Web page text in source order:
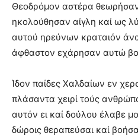
Θεοδρόμον αστέρα
ηκολούθησαν αίγλη καί ως
αυτού ηρεύνων κραταιόν
άφθαστον εχάρησαν αυτώ
Ίδον παίδες Χαλδαίων εν
πλάσαντα χειρί τούς
αυτόν ει καί δούλου έλαβε
δώροις θεραπεύσαι καί